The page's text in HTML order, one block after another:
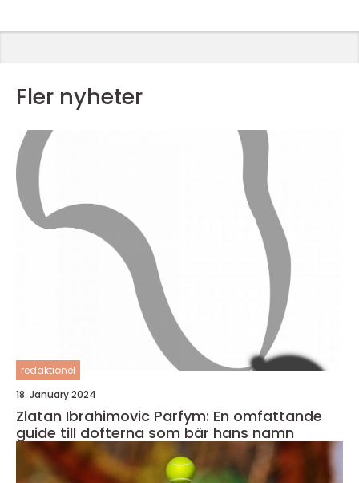
Fler nyheter
redaktionel
18. January 2024
Zlatan Ibrahimovic Parfym: En omfattande
guide till dofterna som bär hans namn